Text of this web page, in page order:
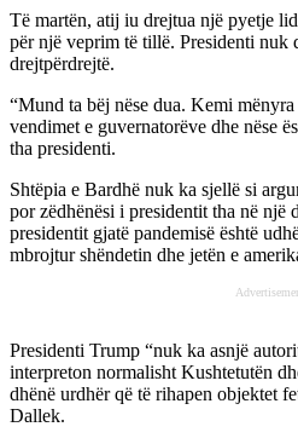
Të martën, atij iu drejtua një pyetje
për një veprim të tillë. Presidenti nuk
drejtpërdrejtë.
“Mund ta bëj nëse dua. Kemi
vendimet e guvernatorëve dhe nëse
tha presidenti.
Shtëpia e Bardhë nuk ka sjellë si
por zëdhënësi i presidentit tha në një
presidentit gjatë pandemisë është
mbrojtur shëndetin dhe jetën e
Presidenti Trump “nuk ka asnjë
interpreton normalisht Kushtetutën
dhënë urdhër që të rihapen objektet
Dallek.